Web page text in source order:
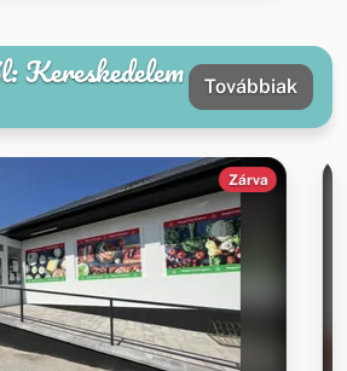
Kereskedelem Továbbiak
Zárva